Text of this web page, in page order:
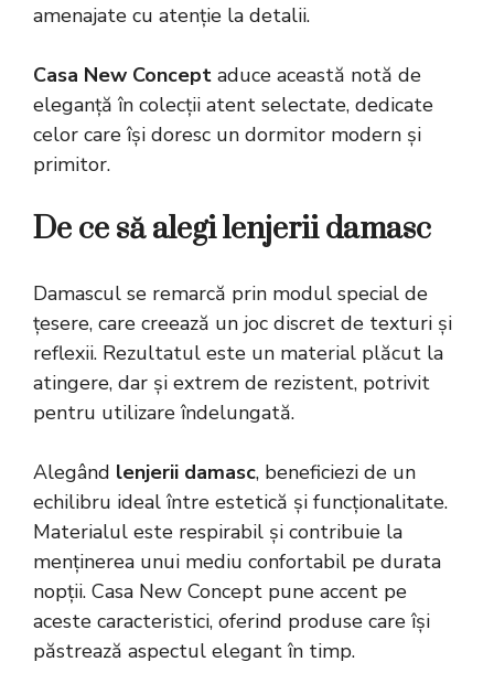
amenajate cu atenție la detalii.
Casa New Concept aduce această notă de
eleganță în colecții atent selectate, dedicate
celor care își doresc un dormitor modern și
primitor.
De ce să alegi lenjerii damasc
Damascul se remarcă prin modul special de
țesere, care creează un joc discret de texturi și
reflexii. Rezultatul este un material plăcut la
atingere, dar și extrem de rezistent, potrivit
pentru utilizare îndelungată.
Alegând lenjerii damasc, beneficiezi de un
echilibru ideal între estetică și funcționalitate.
Materialul este respirabil și contribuie la
menținerea unui mediu confortabil pe durata
nopții. Casa New Concept pune accent pe
aceste caracteristici, oferind produse care își
păstrează aspectul elegant în timp.